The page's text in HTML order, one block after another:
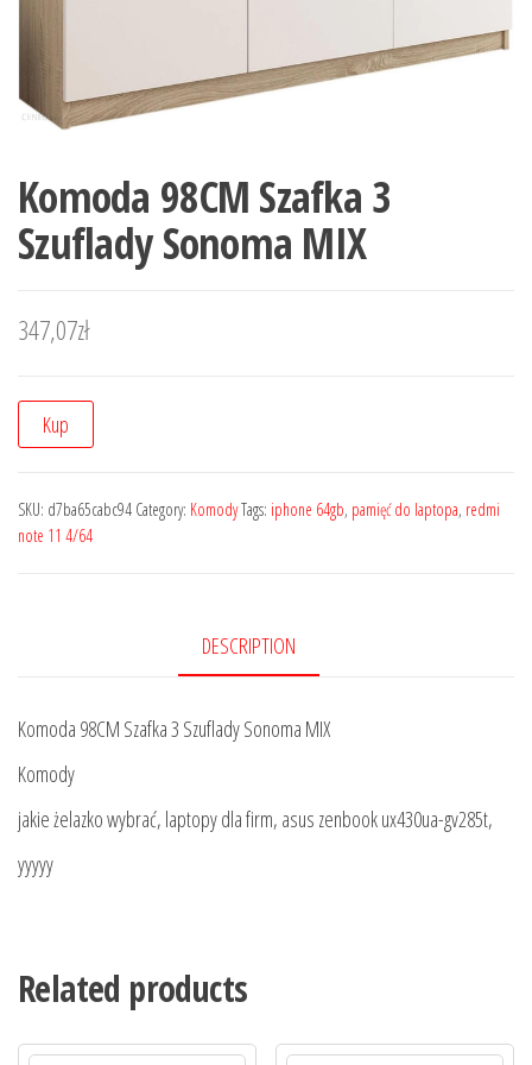
Komoda 98CM Szafka 3
Szuflady Sonoma MIX
347,07zł
Kup
SKU: d7ba65cabc94 Category: KomodyTags: iphone 64gb, pamięć do laptopa, redmi
note 11 4/64
DESCRIPTION
Komoda 98CM Szafka 3 Szuflady Sonoma MIX
Komody
jakie żelazko wybrać, laptopy dla firm, asus zenbook ux430ua-gv285t,
yyyyy
Related products